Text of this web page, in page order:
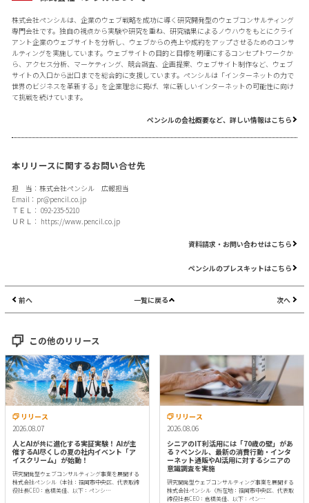
株式会社ペンシルは、企業のウェブ戦略を成功に導く研究開発型のウェブコンサルティング
専門会社です。独自の視点から実験や研究を重ね、研究結果によるノウハウをもとにクライ
アント企業のウェブサイトを分析し、ウェブからの売上や成約をアップさせるためのコンサ
ルティングを実施しています。ウェブサイトの目的と目標を明確にするコンセプトワークか
ら、アクセス分析、マーケティング、競合調査、企画提案、ウェブサイト制作など、ウェブ
サイトの入口から出口までを総合的に支援しています。ペンシルは「インターネットの力で
世界のビジネスを革新する」を企業理念に掲げ、常に新しいインターネットの可能性に向け
て挑戦を続けています。
ペンシルの会社概要など、詳しい情報はこちら
本リリースに関するお問い合せ先
担 当：株式会社ペンシル 広報担当
Email： pr@pencil.co.jp
ＴＥＬ： 092-235-5210
ＵＲＬ： https://www.pencil.co.jp
資料請求・お問い合わせはこちら
ペンシルのプレスキットはこちら
前へ 一覧に戻る 次へ
この他のリリース
リリース
2026.08.07
人とAIが共に進化する実証実験！ AIが主
催するAI尽くしの夏の社内イベント「ア
イスクリーム」が始動！
研究開発型ウェブコンサルティング事業を展開する
株式会社ペンシル（本社：福岡市中央区、代表取締
役社長CEO：倉橋美佳、以下：ペンシ…
リリース
2026.08.06
シニアのIT利活用には「70歳の壁」があ
る？ペンシル、最新の消費行動・インタ
ーネット通販やAI活用に対するシニアの
意識調査を実施
研究開発型ウェブコンサルティング事業を展開する
株式会社ペンシル（所在地：福岡市中央区、代表取
締役社長CEO：倉橋美佳、以下：ペン…